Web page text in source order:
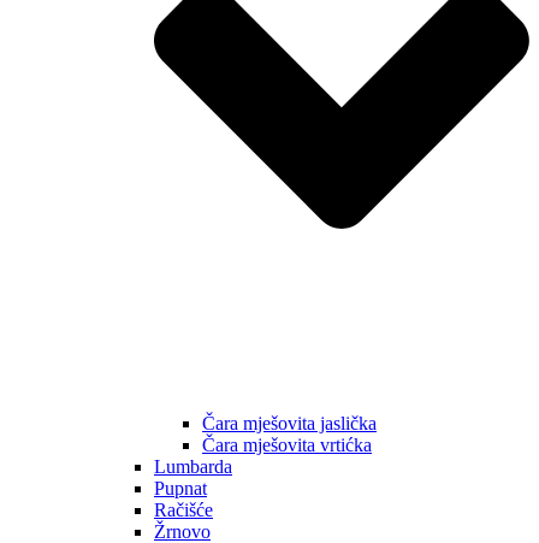
Čara mješovita jaslička
Čara mješovita vrtićka
Lumbarda
Pupnat
Račišće
Žrnovo